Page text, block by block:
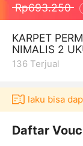
Rp693.250
KARPET
NIMALIS 2
LANTAI
136 Terjual
bisa
Daftar